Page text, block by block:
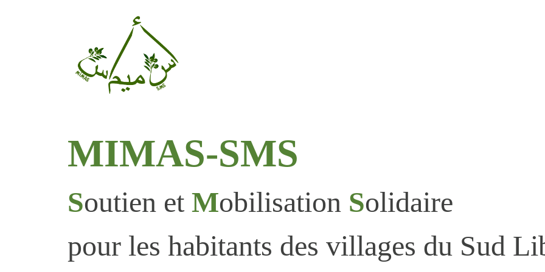
MIMAS-SMS
Soutien et Mobilisation Solidaire
pour les habitants des villages du Sud